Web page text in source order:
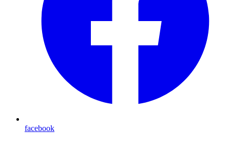
facebook